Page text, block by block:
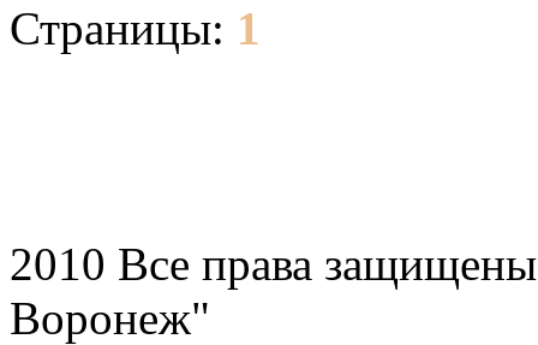
Страницы: 1
2010 Все права
Воронеж"